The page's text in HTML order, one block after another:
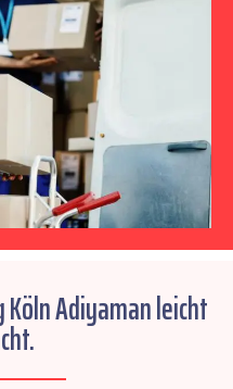
Adiyaman leicht